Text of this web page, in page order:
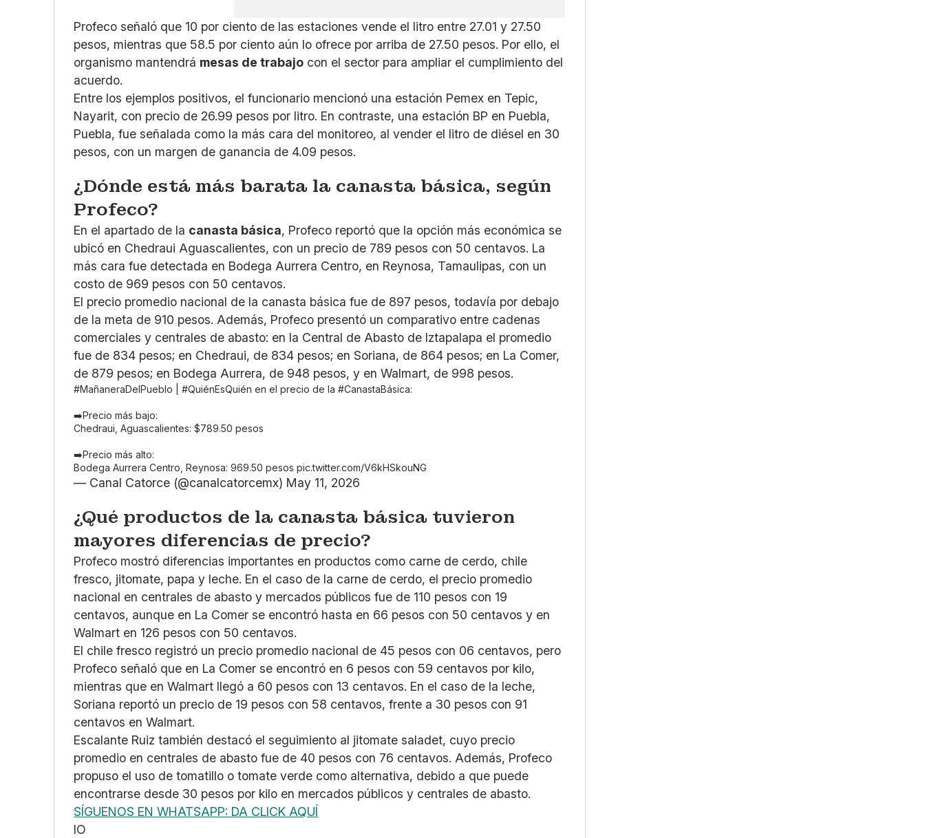
Profeco señaló que 10 por ciento de las estaciones vende el litro entre 27.01 y 27.50
pesos, mientras que 58.5 por ciento aún lo ofrece por arriba de 27.50 pesos. Por ello, el
organismo mantendrá mesas de trabajo con el sector para ampliar el cumplimiento del
acuerdo.
Entre los ejemplos positivos, el funcionario mencionó una estación Pemex en Tepic,
Nayarit, con precio de 26.99 pesos por litro. En contraste, una estación BP en Puebla,
Puebla, fue señalada como la más cara del monitoreo, al vender el litro de diésel en 30
pesos, con un margen de ganancia de 4.09 pesos.
¿Dónde está más barata la canasta básica, según
Profeco?
En el apartado de la canasta básica, Profeco reportó que la opción más económica se
ubicó en Chedraui Aguascalientes, con un precio de 789 pesos con 50 centavos. La
más cara fue detectada en Bodega Aurrera Centro, en Reynosa, Tamaulipas, con un
costo de 969 pesos con 50 centavos.
El precio promedio nacional de la canasta básica fue de 897 pesos, todavía por debajo
de la meta de 910 pesos. Además, Profeco presentó un comparativo entre cadenas
comerciales y centrales de abasto: en la Central de Abasto de Iztapalapa el promedio
fue de 834 pesos; en Chedraui, de 834 pesos; en Soriana, de 864 pesos; en La Comer,
de 879 pesos; en Bodega Aurrera, de 948 pesos, y en Walmart, de 998 pesos.
#MañaneraDelPueblo |#QuiénEsQuién en el precio de la#CanastaBásica:
➡️Precio más bajo:
Chedraui, Aguascalientes: $789.50 pesos
➡️Precio más alto:
Bodega Aurrera Centro, Reynosa: 969.50 pesospic.twitter.com/V6kHSkouNG
— Canal Catorce (@canalcatorcemx) May 11, 2026
¿Qué productos de la canasta básica tuvieron
mayores diferencias de precio?
Profeco mostró diferencias importantes en productos como carne de cerdo, chile
fresco, jitomate, papa y leche. En el caso de la carne de cerdo, el precio promedio
nacional en centrales de abasto y mercados públicos fue de 110 pesos con 19
centavos, aunque en La Comer se encontró hasta en 66 pesos con 50 centavos y en
Walmart en 126 pesos con 50 centavos.
El chile fresco registró un precio promedio nacional de 45 pesos con 06 centavos, pero
Profeco señaló que en La Comer se encontró en 6 pesos con 59 centavos por kilo,
mientras que en Walmart llegó a 60 pesos con 13 centavos. En el caso de la leche,
Soriana reportó un precio de 19 pesos con 58 centavos, frente a 30 pesos con 91
centavos en Walmart.
Escalante Ruiz también destacó el seguimiento al jitomate saladet, cuyo precio
promedio en centrales de abasto fue de 40 pesos con 76 centavos. Además, Profeco
propuso el uso de tomatillo o tomate verde como alternativa, debido a que puede
encontrarse desde 30 pesos por kilo en mercados públicos y centrales de abasto.
SÍGUENOS EN WHATSAPP: DA CLICK AQUÍ
IO